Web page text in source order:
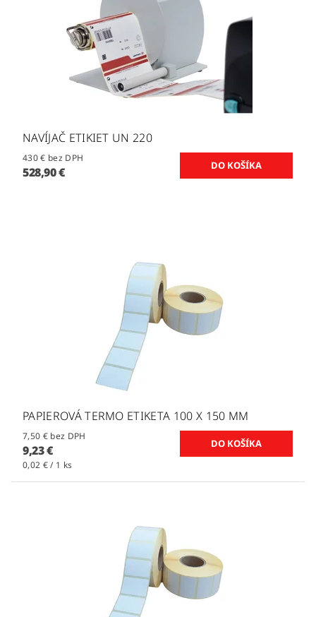
NAVÍJAČ ETIKIET UN 220
430 € bez DPH
528,90 €
PAPIEROVÁ TERMO ETIKETA 100 X 150 MM
7,50 € bez DPH
9,23 €
0,02 € / 1 ks